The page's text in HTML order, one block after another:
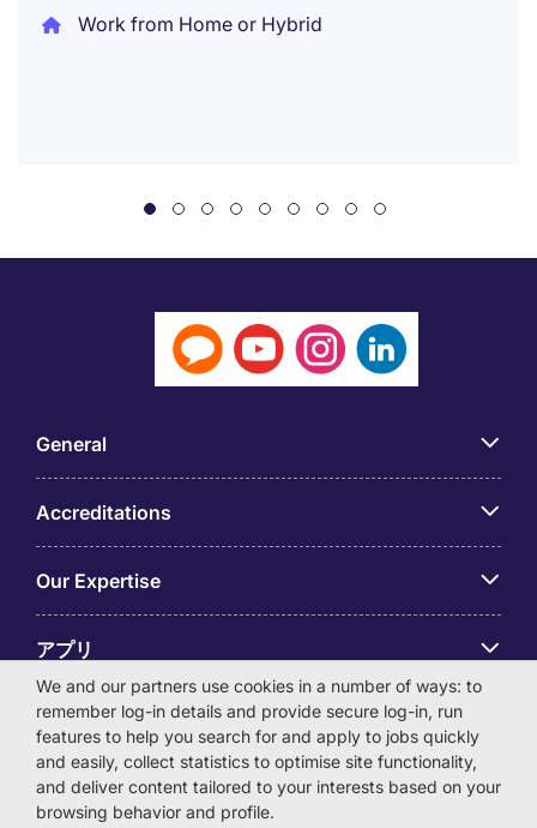
Work from Home or Hybrid
General
Accreditations
Our Expertise
アプリ
Employer Centre
We and our partners use cookies in a number of ways: to
remember log-in details and provide secure log-in, run
features to help you search for and apply to jobs quickly
and easily, collect statistics to optimise site functionality,
and deliver content tailored to your interests based on your
browsing behavior and profile.